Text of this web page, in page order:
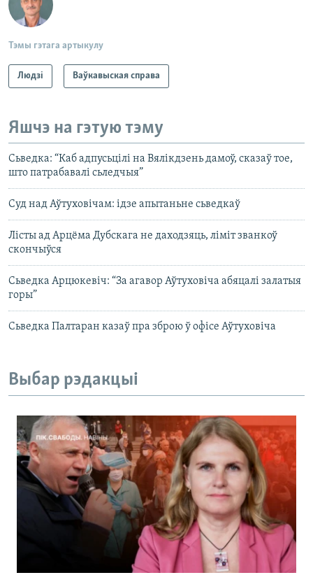
Тэмы гэтага артыкулу
Людзі Ваўкавыская справа
Яшчэ на гэтую тэму
Сьведка: “Каб адпусьцілі на Вялікдзень дамоў, сказаў тое,
што патрабавалі сьледчыя”
Суд над Аўтуховічам: ідзе апытаньне сьведкаў
Лісты ад Арцёма Дубскага не даходзяць, ліміт званкоў
скончыўся
Сьведка Арцюкевіч: “За агавор Аўтуховіча абяцалі залатыя
горы”
Сьведка Палтаран казаў пра зброю ў офісе Аўтуховіча
Выбар рэдакцыі